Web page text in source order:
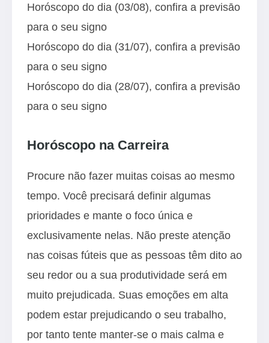
Horóscopo do dia (03/08), confira a previsāo
para o seu signo
Horóscopo do dia (31/07), confira a previsāo
para o seu signo
Horóscopo do dia (28/07), confira a previsāo
para o seu signo
Horóscopo na Carreira
Procure não fazer muitas coisas ao mesmo
tempo. Você precisará definir algumas
prioridades e mante o foco única e
exclusivamente nelas. Não preste atenção
nas coisas fúteis que as pessoas têm dito ao
seu redor ou a sua produtividade será em
muito prejudicada. Suas emoções em alta
podem estar prejudicando o seu trabalho,
por tanto tente manter-se o mais calma e